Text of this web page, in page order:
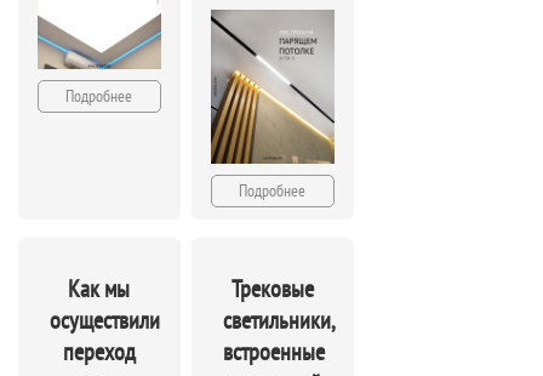
Подробнее
Подробнее
Как мы
осуществили
переход
Трековые
светильники,
встроенные